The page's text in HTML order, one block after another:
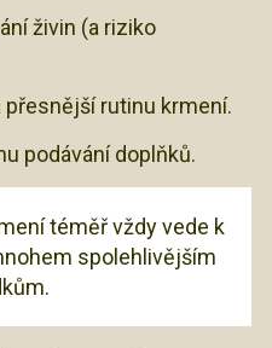
živin (a riziko
rutinu krmení.
podávání doplňků.
téměř vždy vede k
spolehlivějším